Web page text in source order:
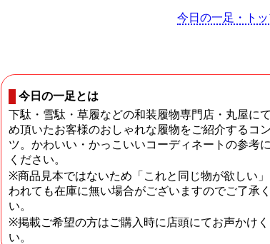
今日の一足・ト
今日の一足とは
下駄・雪駄・草履などの和装履物専門店・丸屋に
め頂いたお客様のおしゃれな履物をご紹介するコ
ツ。かわいい・かっこいいコーディネートの参考
ください。
※商品見本ではないため「これと同じ物が欲しい
われても在庫に無い場合がございますのでご了承
い。
※掲載ご希望の方はご購入時に店頭にてお声かけく
い。